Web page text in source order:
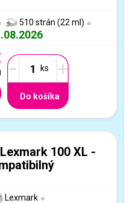
510 strán (22 ml)
- +
Do košíka
100 XL -
Lexmark